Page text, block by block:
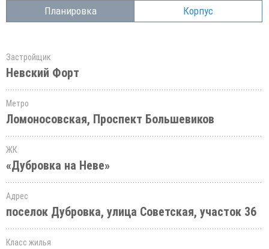
Планировка Корпус
Застройщик
Невский Форт
Метро
Ломоносовская, Проспект Большевиков
ЖК
«Дубровка на Неве»
Адрес
поселок Дубровка, улица Советская, участок 36
Класс жилья